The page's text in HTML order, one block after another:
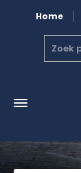
Home